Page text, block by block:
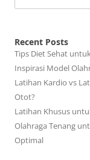
Recent Posts
Tips Diet Sehat
Inspirasi Model
Latihan Kardio vs
Otot?
Latihan Khusus
Olahraga Tenang
Optimal